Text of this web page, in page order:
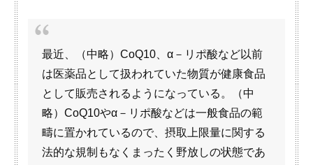
最近、（中略）CoQ10、α－リポ酸など以前
は医薬品として扱われていた物質が健康食品
として販売されるようになっている。（中
略）CoQ10やα－リポ酸などは一般食品の範
疇に置かれているので、摂取上限量に関する
法的な規制もなくまったく野放しの状態であ